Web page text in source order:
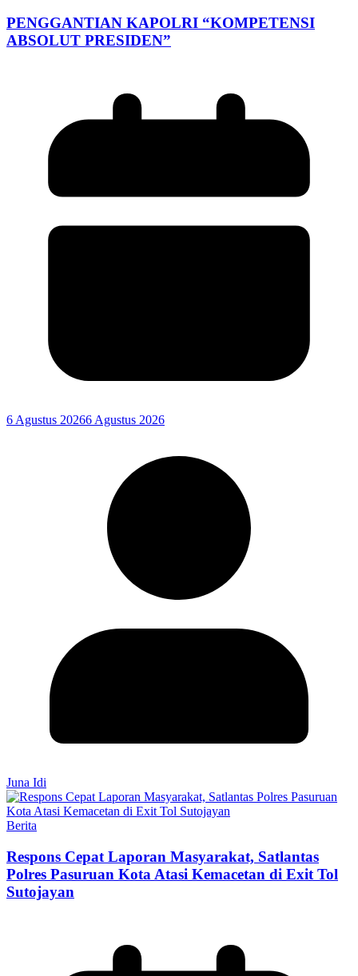
PENGGANTIAN KAPOLRI “KOMPETENSI
ABSOLUT PRESIDEN”
6 Agustus 20266 Agustus 2026
Juna Idi
Berita
Respons Cepat Laporan Masyarakat, Satlantas
Polres Pasuruan Kota Atasi Kemacetan di Exit Tol
Sutojayan